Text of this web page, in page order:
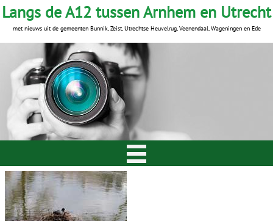
Langs de A12 tussen Arnhem en Utrecht
met nieuws uit de gemeenten Bunnik, Zeist, Utrechtse Heuvelrug, Veenendaal, Wageningen en Ede